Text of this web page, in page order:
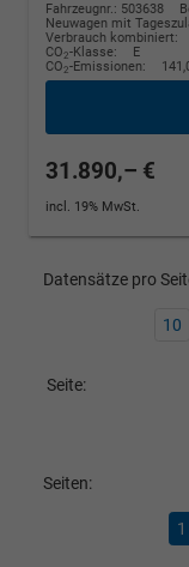
Fahrzeugnr.: 503638
Neuwagen mit
Verbrauch kombiniert:
CO2-Klasse:
E
CO2-Emissionen:
31.890,– €
incl. 19% MwSt.
Datensätze pro
10
Seite:
Seiten:
1